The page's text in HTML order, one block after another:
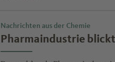
Nachrichten aus der Chemie
Pharmaindustrie